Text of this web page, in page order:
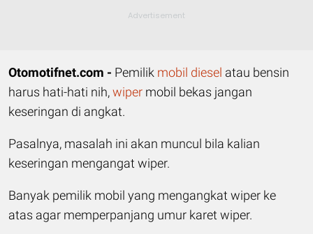
Otomotifnet.com - Pemilik mobil diesel atau bensin
harus hati-hati nih,wiper mobil bekas jangan
keseringan di angkat.
Pasalnya, masalah ini akan muncul bila kalian
keseringan mengangat wiper.
Banyak pemilik mobil yang mengangkat wiper ke
atas agar memperpanjang umur karet wiper.